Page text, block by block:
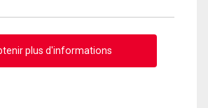
plus d'informations